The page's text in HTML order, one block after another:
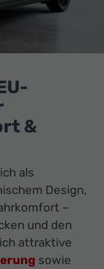
&
als
Design,
–
und den
attraktive
sowie